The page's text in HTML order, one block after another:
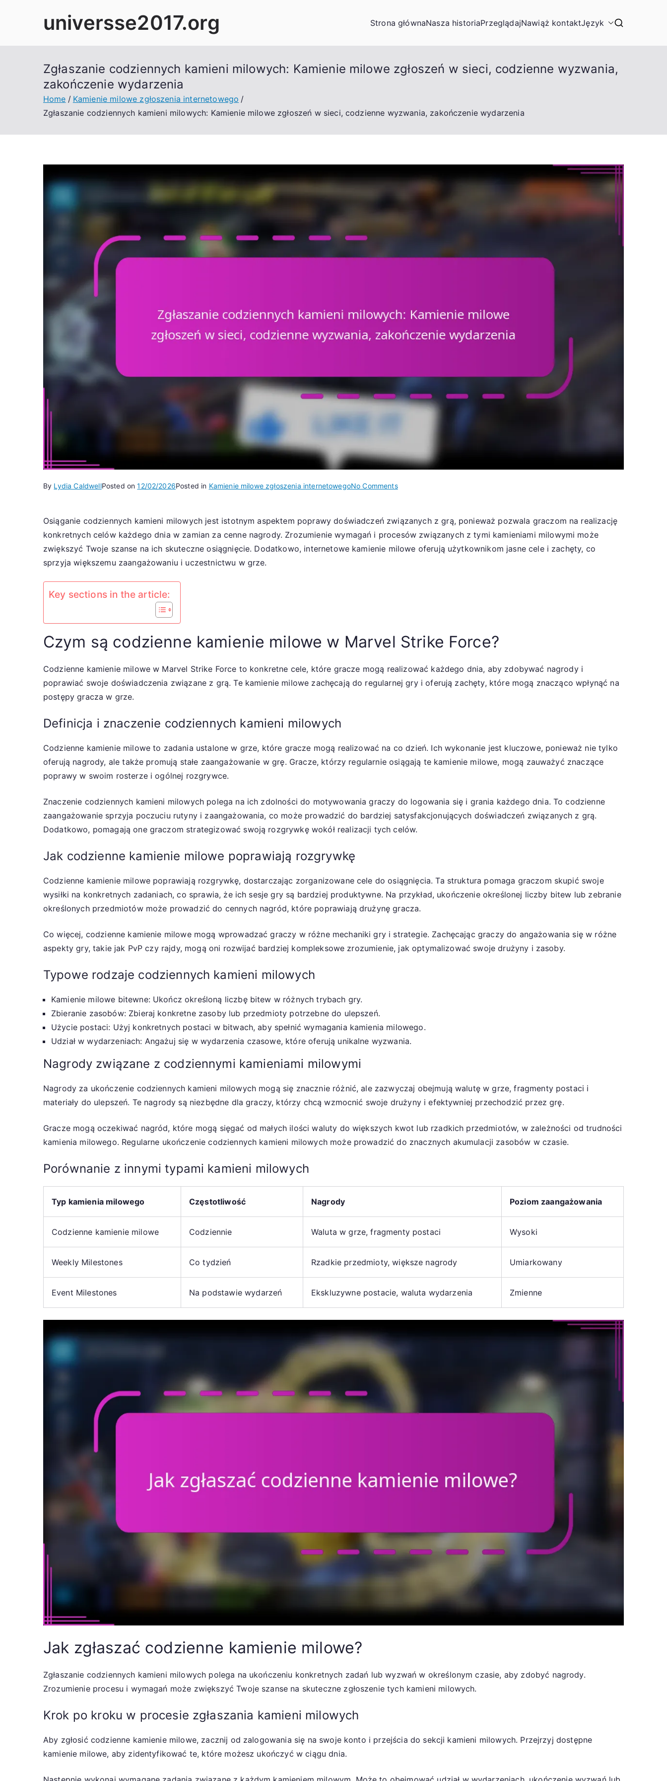
universse2017.org Strona głównaNasza historiaPrzeglądajNawiąż kontaktJęzyk
Zgłaszanie codziennych kamieni milowych: Kamienie milowe zgłoszeń w sieci, codzienne wyzwania,
zakończenie wydarzenia
Home
Kamienie milowe zgłoszenia internetowego
Zgłaszanie codziennych kamieni milowych: Kamienie milowe zgłoszeń w sieci, codzienne wyzwania, zakończenie wydarzenia
By Lydia CaldwellPosted on12/02/2026Posted in Kamienie milowe zgłoszenia internetowegoNo Commentson
kamieni
milowych:
Kamienie
zakończenie
wydarzenia
Osiąganie codziennych kamieni milowych jest istotnym aspektem poprawy doświadczeń związanych z grą, ponieważ pozwala graczom na realizację
konkretnych celów każdego dnia w zamian za cenne nagrody. Zrozumienie wymagań i procesów związanych z tymi kamieniami milowymi może
zwiększyć Twoje szanse na ich skuteczne osiągnięcie. Dodatkowo, internetowe kamienie milowe oferują użytkownikom jasne cele i zachęty, co
sprzyja większemu zaangażowaniu i uczestnictwu w grze.
Key sections in the article:
Czym są codzienne kamienie milowe w Marvel Strike Force?
Codzienne kamienie milowe w Marvel Strike Force to konkretne cele, które gracze mogą realizować każdego dnia, aby zdobywać nagrody i
poprawiać swoje doświadczenia związane z grą. Te kamienie milowe zachęcają do regularnej gry i oferują zachęty, które mogą znacząco wpłynąć na
postępy gracza w grze.
Definicja i znaczenie codziennych kamieni milowych
Codzienne kamienie milowe to zadania ustalone w grze, które gracze mogą realizować na co dzień. Ich wykonanie jest kluczowe, ponieważ nie tylko
oferują nagrody, ale także promują stałe zaangażowanie w grę. Gracze, którzy regularnie osiągają te kamienie milowe, mogą zauważyć znaczące
poprawy w swoim rosterze i ogólnej rozgrywce.
Znaczenie codziennych kamieni milowych polega na ich zdolności do motywowania graczy do logowania się i grania każdego dnia. To codzienne
zaangażowanie sprzyja poczuciu rutyny i zaangażowania, co może prowadzić do bardziej satysfakcjonujących doświadczeń związanych z grą.
Dodatkowo, pomagają one graczom strategizować swoją rozgrywkę wokół realizacji tych celów.
Jak codzienne kamienie milowe poprawiają rozgrywkę
Codzienne kamienie milowe poprawiają rozgrywkę, dostarczając zorganizowane cele do osiągnięcia. Ta struktura pomaga graczom skupić swoje
wysiłki na konkretnych zadaniach, co sprawia, że ich sesje gry są bardziej produktywne. Na przykład, ukończenie określonej liczby bitew lub zebranie
określonych przedmiotów może prowadzić do cennych nagród, które poprawiają drużynę gracza.
Co więcej, codzienne kamienie milowe mogą wprowadzać graczy w różne mechaniki gry i strategie. Zachęcając graczy do angażowania się w różne
aspekty gry, takie jak PvP czy rajdy, mogą oni rozwijać bardziej kompleksowe zrozumienie, jak optymalizować swoje drużyny i zasoby.
Typowe rodzaje codziennych kamieni milowych
Kamienie milowe bitewne: Ukończ określoną liczbę bitew w różnych trybach gry.
Zbieranie zasobów: Zbieraj konkretne zasoby lub przedmioty potrzebne do ulepszeń.
Użycie postaci: Użyj konkretnych postaci w bitwach, aby spełnić wymagania kamienia milowego.
Udział w wydarzeniach: Angażuj się w wydarzenia czasowe, które oferują unikalne wyzwania.
Nagrody związane z codziennymi kamieniami milowymi
Nagrody za ukończenie codziennych kamieni milowych mogą się znacznie różnić, ale zazwyczaj obejmują walutę w grze, fragmenty postaci i
materiały do ulepszeń. Te nagrody są niezbędne dla graczy, którzy chcą wzmocnić swoje drużyny i efektywniej przechodzić przez grę.
Gracze mogą oczekiwać nagród, które mogą sięgać od małych ilości waluty do większych kwot lub rzadkich przedmiotów, w zależności od trudności
kamienia milowego. Regularne ukończenie codziennych kamieni milowych może prowadzić do znacznych akumulacji zasobów w czasie.
Porównanie z innymi typami kamieni milowych
Typ kamienia milowego Częstotliwość Nagrody Poziom zaangażowania
Codzienne kamienie milowe Codziennie Waluta w grze, fragmenty postaci Wysoki
Weekly Milestones Co tydzień Rzadkie przedmioty, większe nagrody Umiarkowany
Event Milestones Na podstawie wydarzeń Ekskluzywne postacie, waluta wydarzenia Zmienne
Jak zgłaszać codzienne kamienie milowe?
Zgłaszanie codziennych kamieni milowych polega na ukończeniu konkretnych zadań lub wyzwań w określonym czasie, aby zdobyć nagrody.
Zrozumienie procesu i wymagań może zwiększyć Twoje szanse na skuteczne zgłoszenie tych kamieni milowych.
Krok po kroku w procesie zgłaszania kamieni milowych
Aby zgłosić codzienne kamienie milowe, zacznij od zalogowania się na swoje konto i przejścia do sekcji kamieni milowych. Przejrzyj dostępne
kamienie milowe, aby zidentyfikować te, które możesz ukończyć w ciągu dnia.